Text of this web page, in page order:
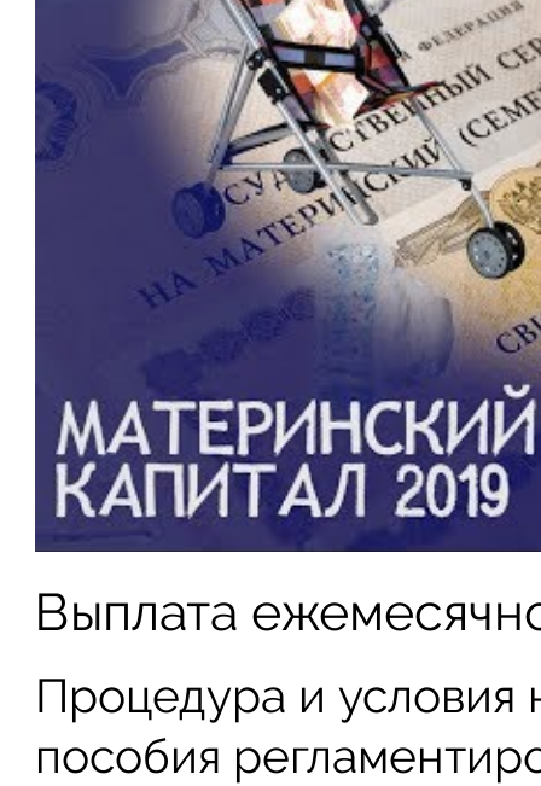
Выплата
Процедура и условия
пособия